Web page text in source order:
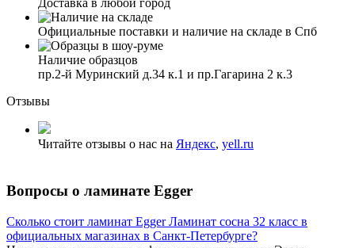
Доставка в любой город
Официальные поставки и наличие на складе в Спб
Наличие образцов
пр.2-й Муринский д.34 к.1 и пр.Гагарина 2 к.3
Отзывы
Читайте отзывы о нас на Яндекс, yell.ru
Вопросы о ламинате Egger
Сколько стоит ламинат Egger Ламинат сосна 32 класс в
официальных магазинах в Санкт-Петербурге?